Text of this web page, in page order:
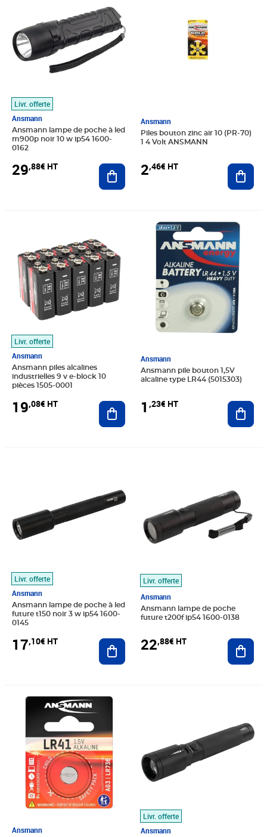
Livr. offerte
Ansmann
Ansmann lampe de poche à led
m900p noir 10 w ip54 1600-
0162
29,88€ HT Ajouter au panier
Ansmann
Piles bouton zinc air 10 (PR-70)
1 4 Volt ANSMANN
2,46€ HT
Livr. offerte
Ansmann
Ansmann piles alcalines
industrielles 9 v e-block 10
pièces 1505-0001
19,08€ HT Ajouter au panier
Ansmann
Ansmann pile bouton 1,5V
alcaline type LR44 (5015303)
1 ,23€ HT
Prix 1,23€ HT
Livr. offerte
Ansmann
Ansmann lampe de poche à led
future t150 noir 3 w ip54 1600-
0145
17,10€ HT Ajouter au panier
Livr. offerte
Ansmann
Ansmann lampe de poche
future t200f ip54 1600-0138
22,88€ HT
Ansmann
Prix 1,79€ HT
Livr. offerte
Ansmann